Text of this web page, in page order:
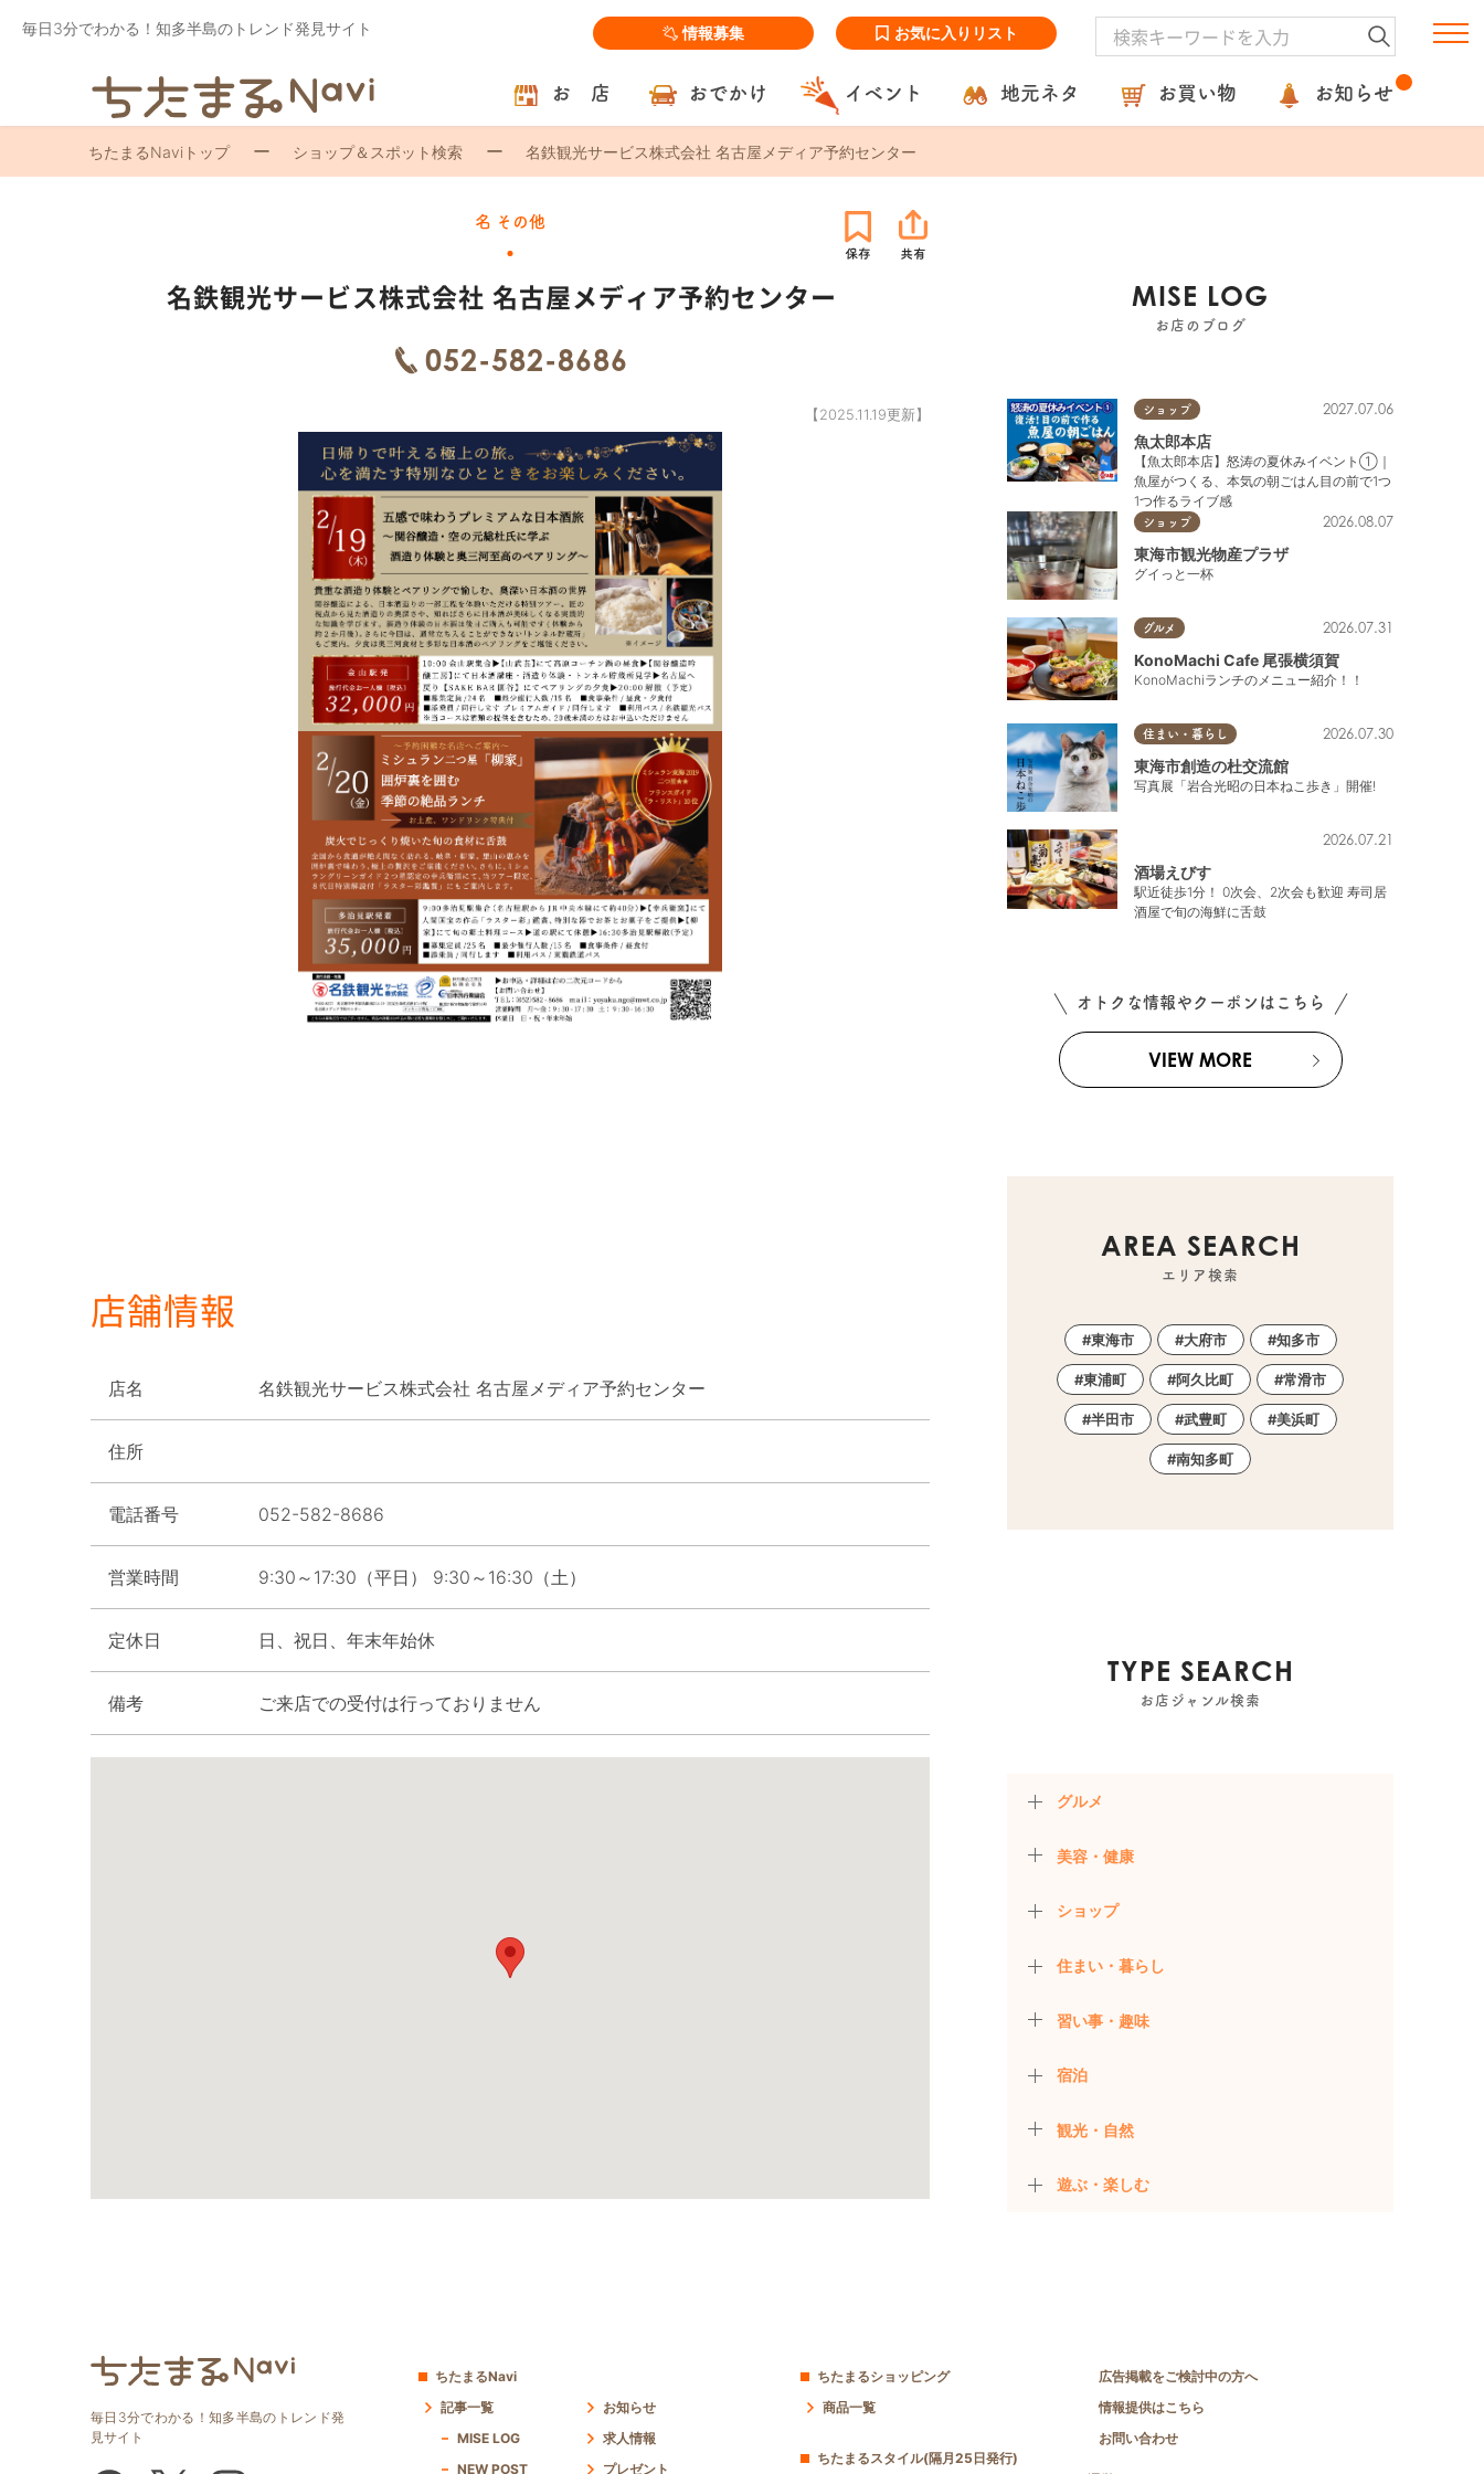
毎日3分でわかる！知多半島のトレンド発見サイト 情報募集 お気に入りリスト
お 店 おでかけ イベント 地元ネタ お買い物 お知らせ
ちたまるNaviトップ ショップ＆スポット検索 名鉄観光サービス株式会社 名古屋メディア予約センター
名 その他
名鉄観光サービス株式会社 名古屋メディア予約センター
052-582-8686
【2025.11.19更新】
店舗情報
店名 名鉄観光サービス株式会社 名古屋メディア予約センター
住所
電話番号 052-582-8686
営業時間 9:30～17:30（平日） 9:30～16:30（土）
定休日 日、祝日、年末年始休
備考 ご来店での受付は行っておりません
MISE LOG
お店のブログ
ショップ 2027.07.06
魚太郎本店
【魚太郎本店】怒涛の夏休みイベント①｜
魚屋がつくる、本気の朝ごはん目の前で1つ
1つ作るライブ感
ショップ 2026.08.07
東海市観光物産プラザ
グイっと一杯
グルメ 2026.07.31
KonoMachi Cafe 尾張横須賀
KonoMachiランチのメニュー紹介！！
住まい・暮らし 2026.07.30
東海市創造の杜交流館
写真展「岩合光昭の日本ねこ歩き」開催!
2026.07.21
酒場えびす
駅近徒歩1分！ 0次会、2次会も歓迎 寿司居
酒屋で旬の海鮮に舌鼓
オトクな情報やクーポンはこちら
VIEW MORE
AREA SEARCH
エリア検索
東海市 大府市 知多市
東浦町 阿久比町 常滑市
半田市 武豊町 美浜町
南知多町
TYPE SEARCH
お店ジャンル検索
グルメ
美容・健康
ショップ
住まい・暮らし
習い事・趣味
宿泊
観光・自然
遊ぶ・楽しむ
毎日3分でわかる！知多半島のトレンド発
見サイト
ちたまるNavi
記事一覧
MISE LOG
NEW POST
お知らせ
求人情報
プレゼント
ちたまるショッピング
商品一覧
ちたまるスタイル(隔月25日発行)
広告掲載をご検討中の方へ
情報提供はこちら
お問い合わせ